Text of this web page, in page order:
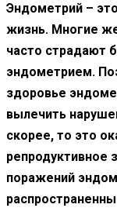
Эндометрий –
жизнь. Многие
часто страдают
эндометрием.
здоровье
вылечить
скорее, то это
поражений